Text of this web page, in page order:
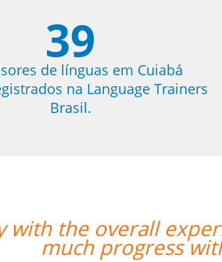
39
de línguas em Cuiabá
na Language Trainers
Brasil.
amazing teacher
so much!””